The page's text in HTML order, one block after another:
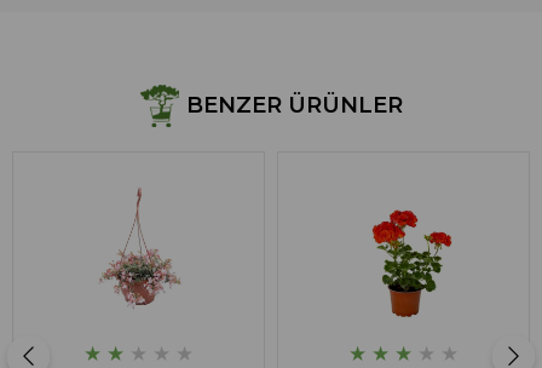
BENZER ÜRÜNLER
★ ★ ★ ★ ★ ★ ★ ★ ★ ★